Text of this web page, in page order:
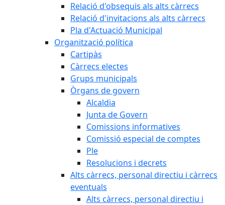
Relació d'obsequis als alts càrrecs
Relació d'invitacions als alts càrrecs
Pla d'Actuació Municipal
Organització política
Cartipàs
Càrrecs electes
Grups municipals
Òrgans de govern
Alcaldia
Junta de Govern
Comissions informatives
Comissió especial de comptes
Ple
Resolucions i decrets
Alts càrrecs, personal directiu i càrrecs
eventuals
Alts càrrecs, personal directiu i